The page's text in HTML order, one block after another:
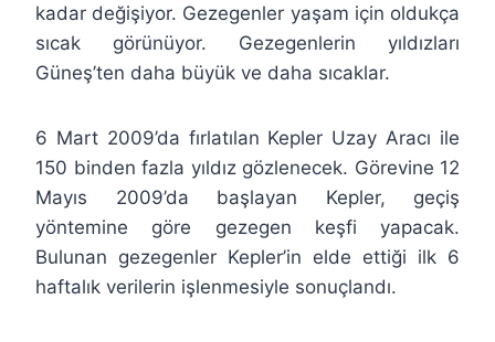
kadar değişiyor. Gezegenler yaşam için oldukça
sıcak görünüyor. Gezegenlerin yıldızları
Güneş’ten daha büyük ve daha sıcaklar.
6 Mart 2009’da fırlatılan Kepler Uzay Aracı ile
150 binden fazla yıldız gözlenecek. Görevine 12
Mayıs 2009’da başlayan Kepler, geçiş
yöntemine göre gezegen keşfi yapacak.
Bulunan gezegenler Kepler’in elde ettiği ilk 6
haftalık verilerin işlenmesiyle sonuçlandı.